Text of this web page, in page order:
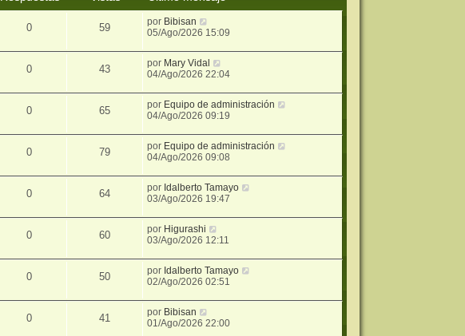
0 59 por Bibisan
05/Ago/2026 15:09
0 43 por Mary Vidal
04/Ago/2026 22:04
0 65 por Equipo de administración
04/Ago/2026 09:19
0 79 por Equipo de administración
04/Ago/2026 09:08
0 64 por Idalberto Tamayo
03/Ago/2026 19:47
0 60 por Higurashi
03/Ago/2026 12:11
0 50 por Idalberto Tamayo
02/Ago/2026 02:51
0 41 por Bibisan
01/Ago/2026 22:00